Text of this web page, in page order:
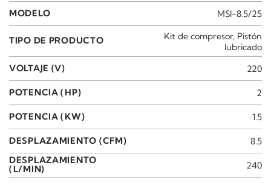
MODELO MSI-8.5/25
TIPO DE PRODUCTO Kit de compresor, Pistón
lubricado
VOLTAJE (V)
220
POTENCIA (HP) 2
POTENCIA (KW) 1.5
DESPLAZAMIENTO (CFM)
8.5
DESPLAZAMIENTO
(L/MIN)
240